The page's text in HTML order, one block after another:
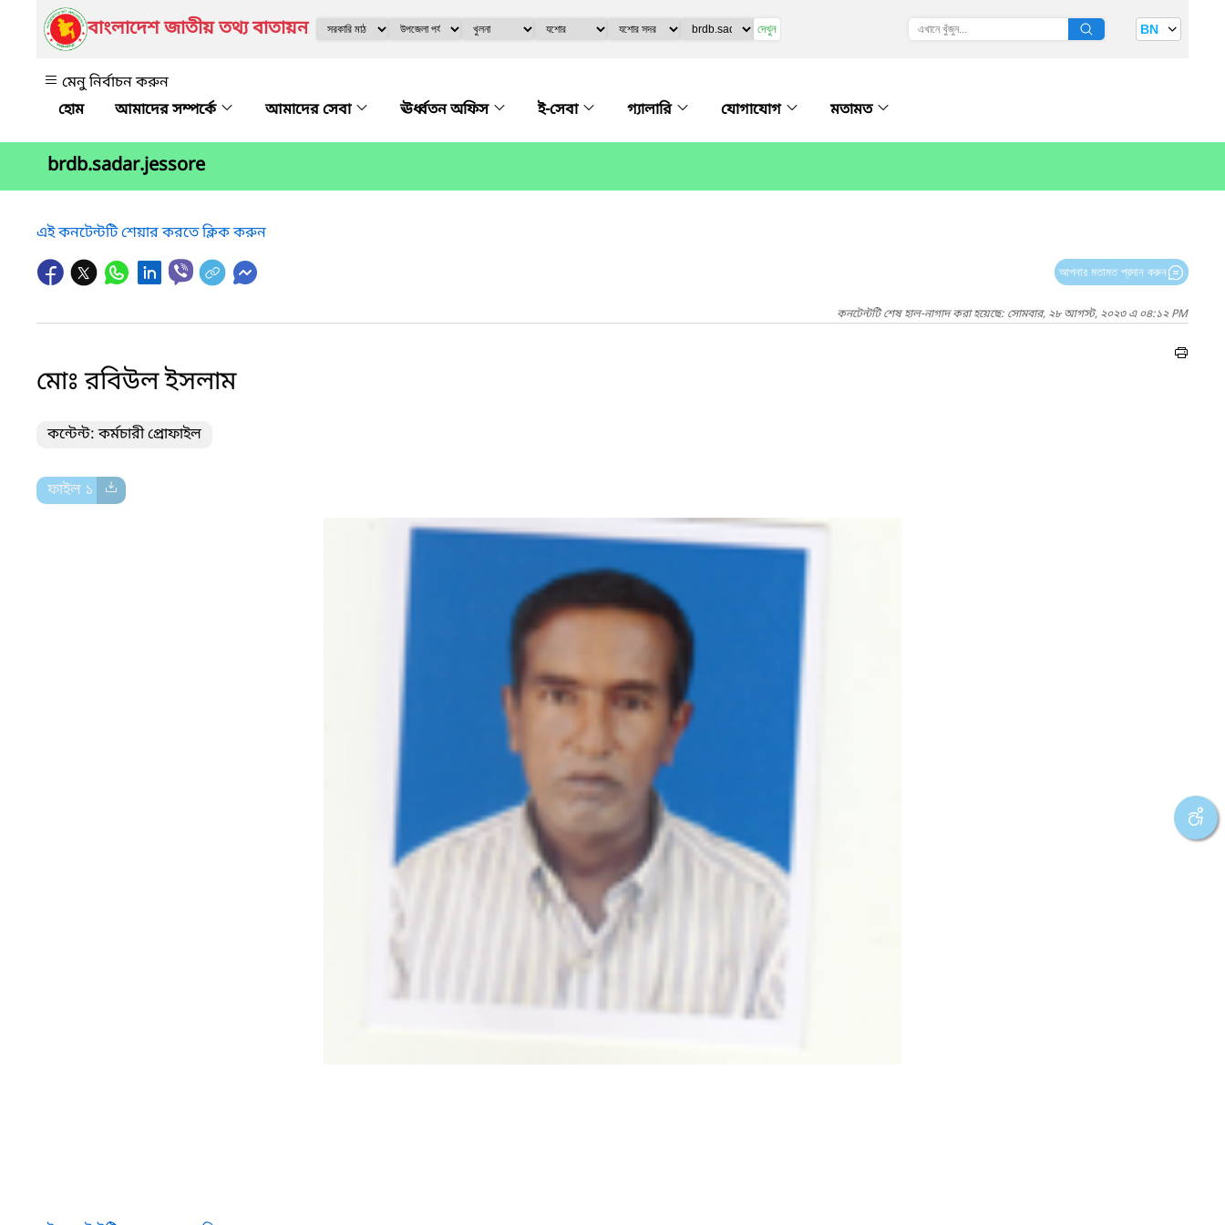
বাংলাদেশ জাতীয় তথ্য বাতায়ন দেখুন BN
মেনু নির্বাচন করুন
আমাদের সম্পর্কে
আমাদের সেবা ঊর্ধ্বতন অফিস ই-সেবা গ্যালারি যোগাযোগ মতামত
brdb.sadar.jessore
এই কনটেন্টটি শেয়ার করতে ক্লিক করুন
আপনার মতামত প্রদান করুন
কনটেন্টটি শেষ হাল-নাগাদ করা হয়েছে: সোমবার, ২৮ আগস্ট, ২০২৩ এ ০৪:১২ PM
মোঃ রবিউল ইসলাম
কন্টেন্ট: কর্মচারী প্রোফাইল
ফাইল ১